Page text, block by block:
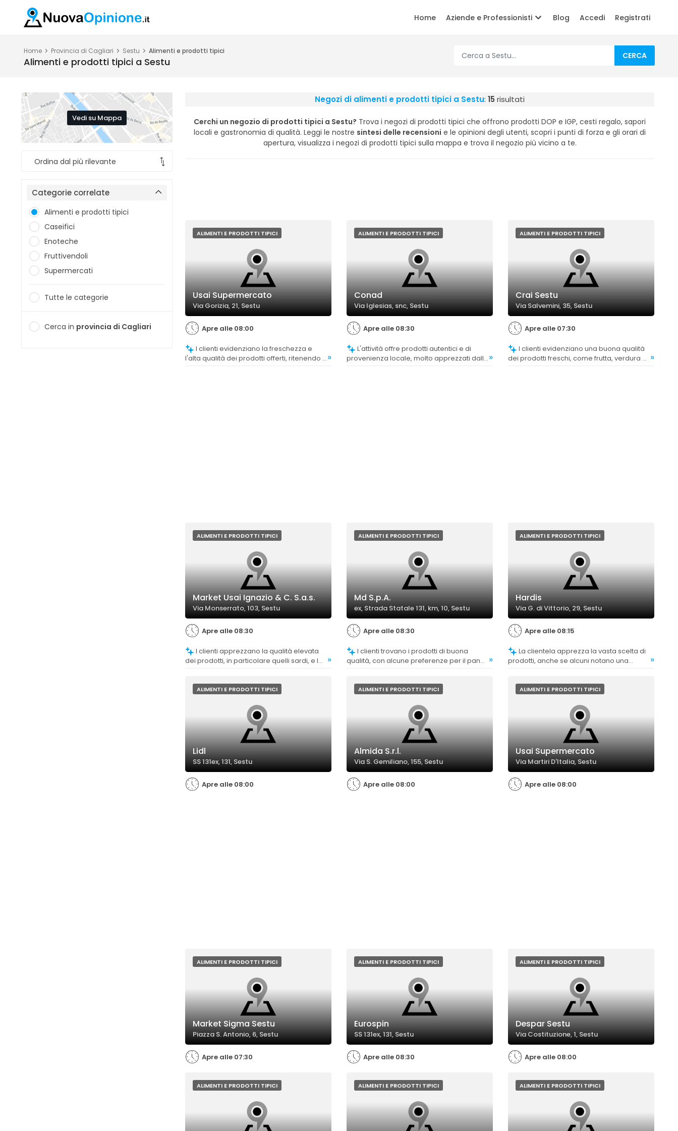
Home Aziende e Professionisti Blog Accedi Registrati
Home Provincia di Cagliari Sestu Alimenti e prodotti tipici
Alimenti e prodotti tipici a Sestu
CERCA
Vedi su Mappa
Categorie correlate
Alimenti e prodotti tipici
Caseifici
Enoteche
Fruttivendoli
Supermercati
Tutte le categorie
Cerca in provincia di Cagliari
Negozi di alimenti e prodotti tipici a Sestu: 15 risultati
Cerchi un negozio di prodotti tipici a Sestu? Trova i negozi di prodotti tipici che offrono prodotti DOP e IGP, cesti regalo, sapori
locali e gastronomia di qualità. Leggi le nostre sintesi delle recensioni e le opinioni degli utenti, scopri i punti di forza e gli orari di
apertura, visualizza i negozi di prodotti tipici sulla mappa e trova il negozio più vicino a te.
ALIMENTI E PRODOTTI TIPICI
Usai Supermercato
Via Gorizia, 21, Sestu
Apre alle 08:00
l'alta qualità dei prodotti offerti, ritenendo il »
ALIMENTI E PRODOTTI TIPICI
Conad
Via Iglesias, snc, Sestu
Apre alle 08:30
L'attività offre prodotti autentici e di
provenienza locale, molto apprezzati dalla»
ALIMENTI E PRODOTTI TIPICI
Crai Sestu
Via Salvemini, 35, Sestu
Apre alle 07:30
I clienti evidenziano una buona qualità
dei prodotti freschi, come frutta, verdura e »
ALIMENTI E PRODOTTI TIPICI
Market Usai Ignazio & C. S.a.s.
Via Monserrato, 103, Sestu
Apre alle 08:30
dei prodotti, in particolare quelli sardi, e la »
ALIMENTI E PRODOTTI TIPICI
Md S.p.A.
ex, Strada Statale 131, km, 10, Sestu
Apre alle 08:30
I clienti trovano i prodotti di buona
qualità, con alcune preferenze per il pane »
ALIMENTI E PRODOTTI TIPICI
Hardis
Via G. di Vittorio, 29, Sestu
Apre alle 08:15
La clientela apprezza la vasta scelta di
prodotti, anche se alcuni notano una
»
ALIMENTI E PRODOTTI TIPICI
Lidl
SS 131ex, 131, Sestu
Apre alle 08:00
ALIMENTI E PRODOTTI TIPICI
Almida S.r.l.
Via S. Gemiliano, 155, Sestu
Apre alle 08:00
ALIMENTI E PRODOTTI TIPICI
Usai Supermercato
Via Martiri D'Italia, Sestu
Apre alle 08:00
ALIMENTI E PRODOTTI TIPICI
Market Sigma Sestu
Piazza S. Antonio, 6, Sestu
Apre alle 07:30
ALIMENTI E PRODOTTI TIPICI
Eurospin
SS 131ex, 131, Sestu
Apre alle 08:30
ALIMENTI E PRODOTTI TIPICI
Despar Sestu
Via Costituzione, 1, Sestu
Apre alle 08:00
ALIMENTI E PRODOTTI TIPICI ALIMENTI E PRODOTTI TIPICI ALIMENTI E PRODOTTI TIPICI